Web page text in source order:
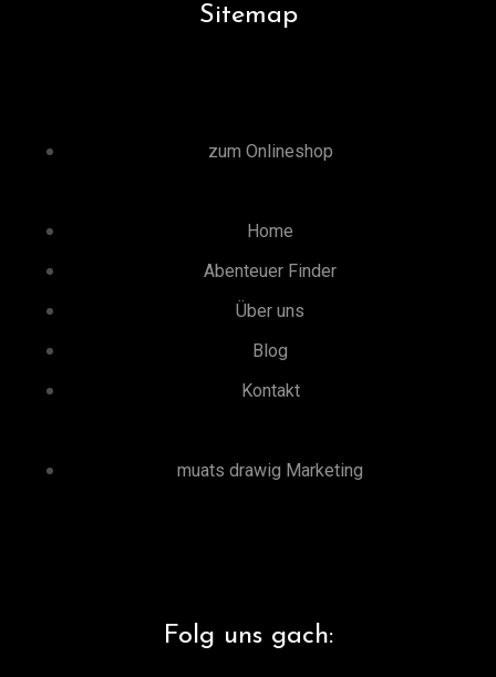
Sitemap
zum Onlineshop
Home
Abenteuer Finder
Über uns
Blog
Kontakt
muats drawig Marketing
Folg uns gach: